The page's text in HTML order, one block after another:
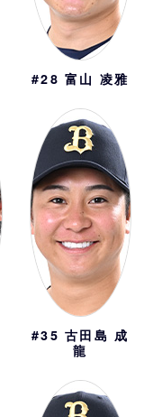
#28 富山 凌雅
#35 古田島 成
龍